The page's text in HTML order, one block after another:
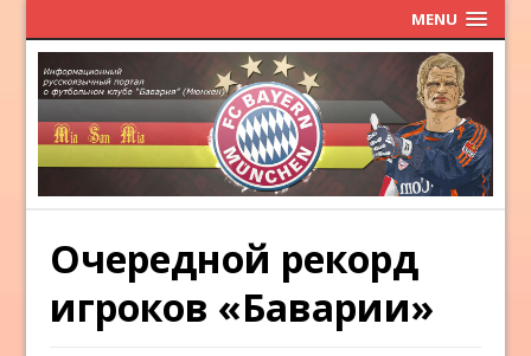
MENU
Очередной рекорд
игроков «Баварии»